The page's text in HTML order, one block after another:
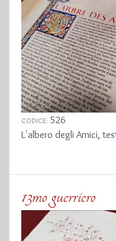
CODICE: 526
L'albero degli Amici,
13mo guerriero